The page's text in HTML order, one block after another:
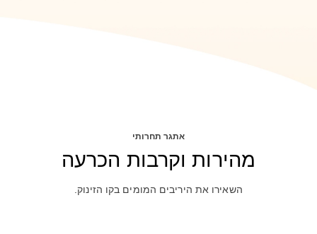
אתגר תחרותי
מהירות וקרבות הכרעה
השאירו את היריבים המומים בקו הזינוק.